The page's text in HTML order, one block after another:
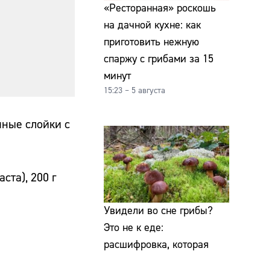
слойки с
200 г
«Ресторанная» роскошь
на дачной кухне: как
приготовить нежную
спаржу с грибами за 15
минут
15:23 – 5 августа
Увидели во сне грибы?
Это не к еде:
расшифровка, которая